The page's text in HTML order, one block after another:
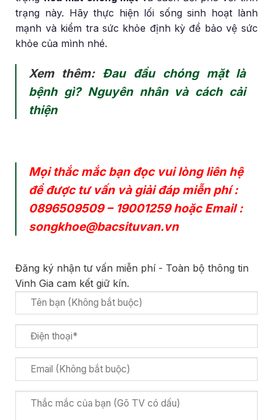
trạng này. Hãy thực hiện lối sống sinh hoạt lành
mạnh và kiểm tra sức khỏe định kỳ để bảo vệ sức
khỏe của mình nhé.
Xem thêm: Đau đầu chóng mặt là
bệnh gì? Nguyên nhân và cách cải
thiện
Mọi thắc mắc bạn đọc vui lòng liên hệ
để được tư vấn và giải đáp miễn phí :
0896509509– 19001259hoặc Email :
songkhoe@bacsituvan.vn
Đăng ký nhận tư vấn miễn phí - Toàn bộ thông tin
Vinh Gia cam kết giữ kín.